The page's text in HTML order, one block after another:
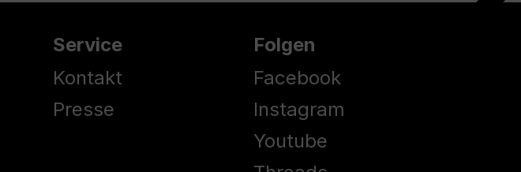
Service
Kontakt
Presse
Folgen
Facebook
Instagram
Youtube